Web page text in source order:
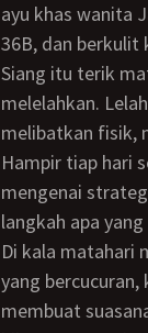
ayu khas wanita
36B, dan berkulit
Siang itu terik matahari begitu menyengat, melengkapi rangkaian hariku yang begitu
melelahkan.
melibatkan fisik,
Hampir tiap hari
mengenai
langkah apa
Di kala matahari memaksaku untuk terus mengayunkan tangan menyebak keringat
yang
membuat